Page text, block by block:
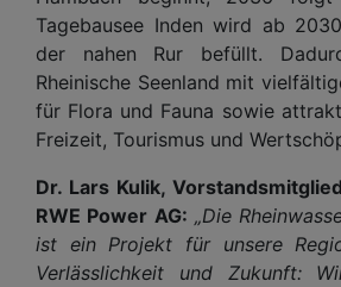
Tagebausee Inden wird ab
der nahen Rur befüllt.
Rheinische Seenland mit
für Flora und Fauna sowie
Freizeit, Tourismus und
Dr. Lars Kulik,
RWE Power AG: „Die
ist ein Projekt für unsere
Verlässlichkeit und Zukunft: